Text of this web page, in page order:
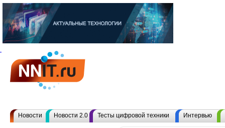
Новости Новости 2.0 Тесты цифровой техники Интервью